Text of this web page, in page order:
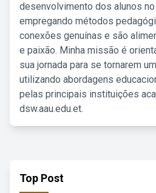
desenvolvimento dos alunos
empregando métodos
conexões genuínas e são
e paixão. Minha missão é
sua jornada para se tornarem
utilizando abordagens
pelas principais instituições
dsw.aau.edu.et.
Top Post